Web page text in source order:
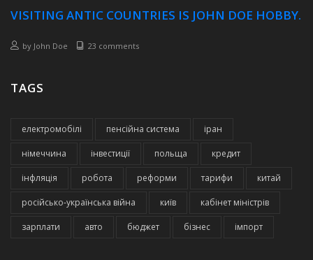
VISITING ANTIC COUNTRIES IS JOHN DOE HOBBY.
by John Doe 23 comments
TAGS
електромобілі пенсійна система іран
німеччина інвестиції польща кредит
інфляція робота реформи тарифи китай
російсько-українська війна київ кабінет міністрів
зарплати авто бюджет бізнес імпорт